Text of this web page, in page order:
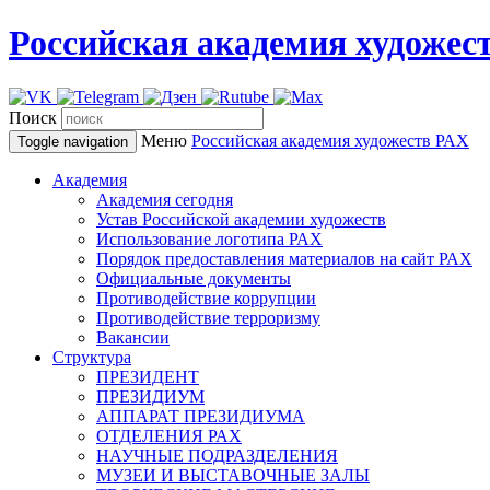
Российская академия
Поиск
Toggle navigation Меню Российская академия художеств РАХ
Академия
Академия сегодня
Устав Российской академии художеств
Использование логотипа РАХ
Порядок предоставления материалов на сайт РАХ
Официальные документы
Противодействие коррупции
Противодействие терроризму
Вакансии
Структура
ПРЕЗИДЕНТ
ПРЕЗИДИУМ
АППАРАТ ПРЕЗИДИУМА
ОТДЕЛЕНИЯ РАХ
НАУЧНЫЕ ПОДРАЗДЕЛЕНИЯ
МУЗЕИ И ВЫСТАВОЧНЫЕ ЗАЛЫ